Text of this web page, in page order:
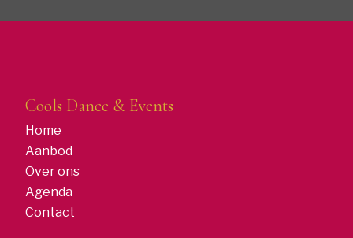
Cools Dance & Events
Home
Aanbod
Over ons
Agenda
Contact